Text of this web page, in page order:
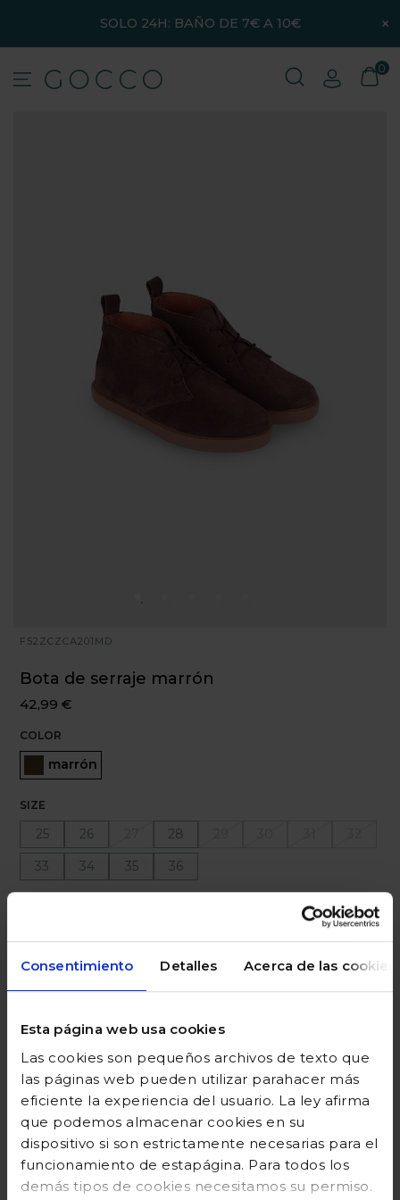
Consentimiento Detalles Acerca de las cookies
Esta página web usa cookies
Las cookies son pequeños archivos de texto que
las páginas web pueden utilizar parahacer más
eficiente la experiencia del usuario. La ley afirma
que podemos almacenar cookies en su
dispositivo si son estrictamente necesarias para el
funcionamiento de estapágina. Para todos los
demás tipos de cookies necesitamos su permiso.
SOLO 24H: BAÑO DE 7€ A 10€ ×
0
F52ZCZCA201MD
Bota de serraje marrón
42,99 €
COLOR
marrón
Seleccionado
SIZE
25 26 28
33
34 35 36
Añadir a la cesta
DESCRIPCIÓN
GUÍA DE TALLAS
DEVOLUCIONES